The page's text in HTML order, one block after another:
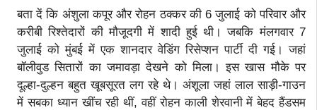
बता दें कि अंशुला कपूर और रोहन ठक्कर की 6 जुलाई को परिवार और
करीबी रिश्तेदारों की मौजूदगी में शादी हुई थी। जबकि मंलगवार 7
जुलाई को मुंबई में एक शानदार वेडिंग रिसेप्शन पार्टी दी गई। जहां
बॉलीवुड सितारों का जमावड़ा देखने को मिला। इस खास मौके पर
दूल्हा-दुल्हन बहुत खूबसूरत लग रहे थे। अंशूला जहां लाल साड़ी-गाउन
में सबका ध्यान खींच रही थीं, वहीं रोहन काली शेरवानी में बेहद हैंडसम